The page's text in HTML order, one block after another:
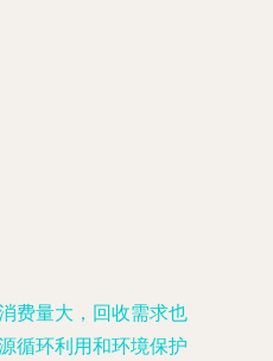
费量大，回收需求也
循环利用和环境保护